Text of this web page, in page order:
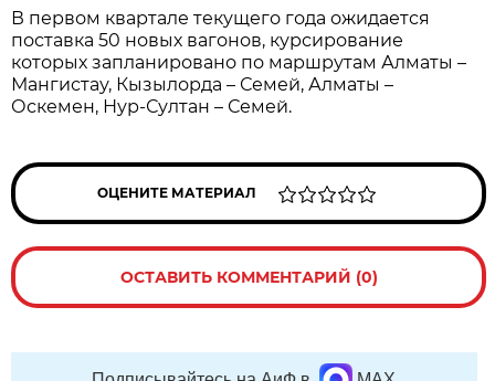
В первом квартале текущего года ожидается
поставка 50 новых вагонов, курсирование
которых запланировано по маршрутам Алматы –
Мангистау, Кызылорда – Семей, Алматы –
Оскемен, Нур-Султан – Семей.
ОЦЕНИТЕ МАТЕРИАЛ
ОСТАВИТЬ КОММЕНТАРИЙ (0)